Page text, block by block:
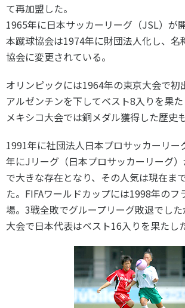
て再加盟した。
1965年に日本サッカーリーグ（JSL）が
本蹴球協会は1974年に財団法人化し、名
協会に変更されている。
オリンピックには1964年の東京大会で初
アルゼンチンを下してベスト8入りを果
メキシコ大会では銅メダル獲得した歴史
1991年に社団法人日本プロサッカーリー
年にJリーグ（日本プロサッカーリーグ
で大きな存在となり、その人気は現在ま
た。FIFAワールドカップには1998年のフ
場。3戦全敗でグループリーグ敗退でし
大会で日本代表はベスト16入りを果たし